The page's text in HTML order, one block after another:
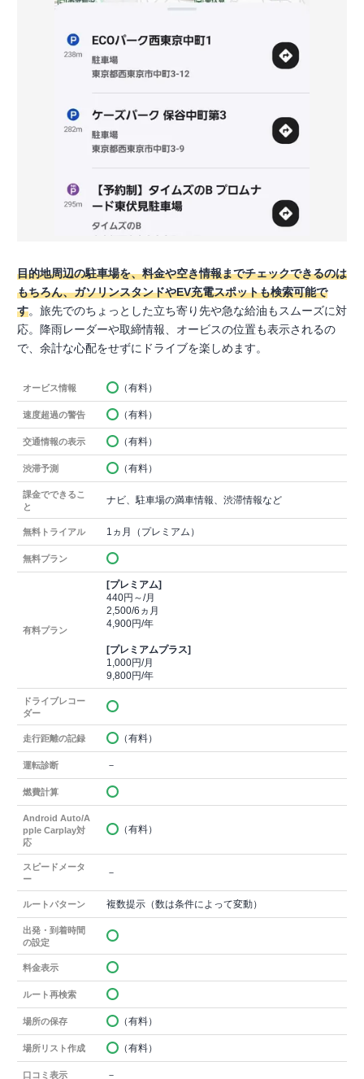
目的地周辺の駐車場を、料金や空き情報までチェックできるのは
もちろん、ガソリンスタンドやEV充電スポットも検索可能で
す。旅先でのちょっとした立ち寄り先や急な給油もスムーズに対
応。降雨レーダーや取締情報、オービスの位置も表示されるの
で、余計な心配をせずにドライブを楽しめます。
オービス情報 （有料）
速度超過の警告 （有料）
交通情報の表示 （有料）
渋滞予測 （有料）
課金でできるこ
と
ナビ、駐車場の満車情報、渋滞情報など
無料トライアル 1ヵ月（プレミアム）
無料プラン
有料プラン
[プレミアム]
440円～/月
2,500/6ヵ月
4,900円/年
[プレミアムプラス]
1,000円/月
9,800円/年
ドライブレコー
ダー
走行距離の記録 （有料）
運転診断 －
燃費計算
Android Auto/A
pple Carplay対
応
（有料）
スピードメータ
ー
－
ルートパターン 複数提示（数は条件によって変動）
出発・到着時間
の設定
料金表示
ルート再検索
場所の保存 （有料）
場所リスト作成 （有料）
口コミ表示 －